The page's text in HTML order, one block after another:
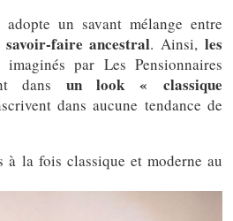
un savant mélange entre
savoir-faire ancestral. Ainsi,les
par Les Pensionnaires
dans un look « classique
dans aucune tendance de
à la fois classique et moderne au